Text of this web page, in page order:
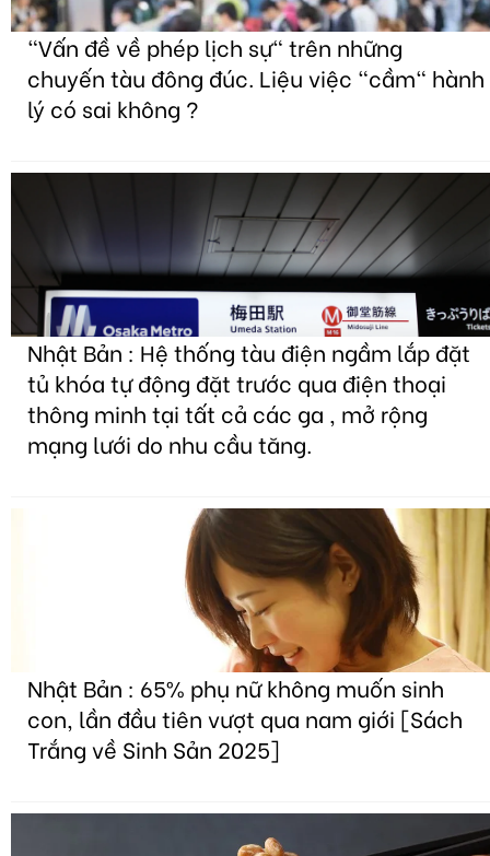
"Vấn đề về phép lịch sự" trên những
chuyến tàu đông đúc. Liệu việc "cầm" hành
lý có sai không ?
Nhật Bản : Hệ thống tàu điện ngầm lắp đặt
tủ khóa tự động đặt trước qua điện thoại
thông minh tại tất cả các ga , mở rộng
mạng lưới do nhu cầu tăng.
Nhật Bản : 65% phụ nữ không muốn sinh
con, lần đầu tiên vượt qua nam giới [Sách
Trắng về Sinh Sản 2025]